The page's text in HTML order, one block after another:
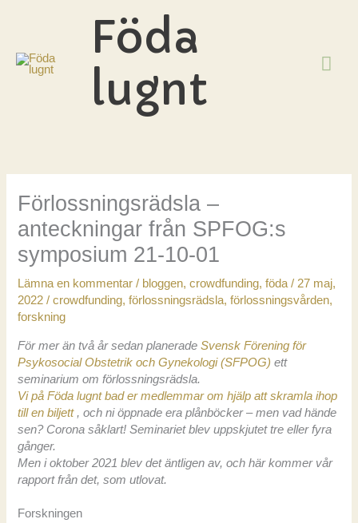
Föda
lugnt
Förlossningsrädsla –
anteckningar från SPFOG:s
symposium 21-10-01
Lämna en kommentar / bloggen,crowdfunding,föda/27 maj,
2022/crowdfunding,förlossningsrädsla,förlossningsvården,
forskning
För mer än två år sedan planeradeSvensk Förening för
Psykosocial Obstetrik och Gynekologi (SFPOG) ett
seminarium om förlossningsrädsla.
Vi på Föda lugnt bad er medlemmar om hjälp att skramla ihop
till en biljett, och ni öppnade era plånböcker – men vad hände
sen? Corona såklart! Seminariet blev uppskjutet tre eller fyra
gånger.
Men i oktober 2021 blev det äntligen av, och här kommer vår
rapport från det, som utlovat.
Forskningen